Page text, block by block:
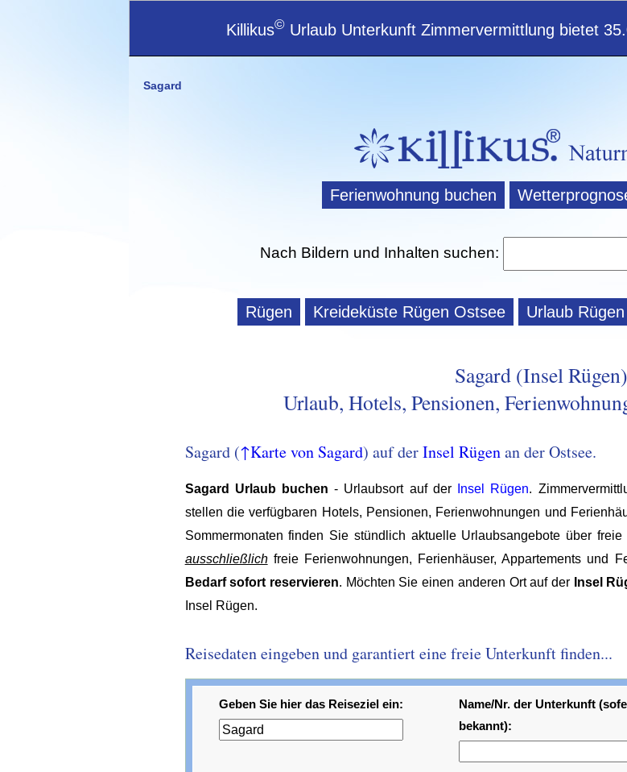
Killikus© Urlaub Unterkunft Zimmervermittlung bietet
Sagard
Ferienwohnung buchen
Nach Bildern und Inhalten suchen:
Rügen Kreideküste Rügen Ostsee Urlaub
Sagard (Insel Rügen)
Urlaub, Hotels, Pensionen,
Sagard (↑Karte von Sagard) auf derInsel Rügenan der Ostsee.
Sagard Urlaub buchen - Urlaubsort auf der Insel Rügen.
stellen die verfügbaren Hotels, Pensionen, Ferienwohnungen und
Sommermonaten finden Sie stündlich aktuelle Urlaubsangebote über
ausschließlichfreie Ferienwohnungen, Ferienhäuser, Appartements und
Bedarf sofort reservieren. Möchten Sie einen anderen Ort auf der Insel
Insel Rügen.
Reisedaten eingeben und garantiert eine freie Unterkunft finden...
Geben Sie hier das Reiseziel ein:
Name/Nr. der Unterkunft
bekannt):